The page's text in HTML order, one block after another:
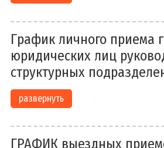
График личного приема
юридических лиц
структурных
развернуть
ГРАФИК выездных